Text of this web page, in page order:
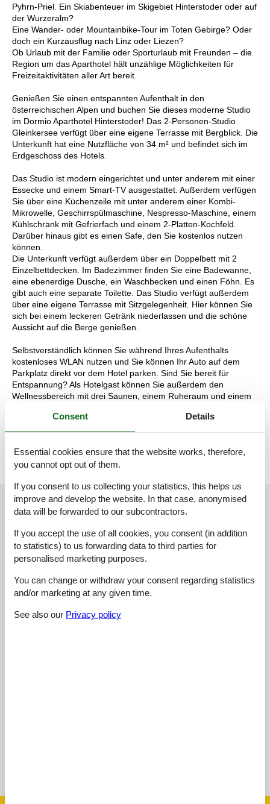
Pyhrn-Priel. Ein Skiabenteuer im Skigebiet Hinterstoder oder auf
der Wurzeralm?
Eine Wander- oder Mountainbike-Tour im Toten Gebirge? Oder
doch ein Kurzausflug nach Linz oder Liezen?
Ob Urlaub mit der Familie oder Sporturlaub mit Freunden – die
Region um das Aparthotel hält unzählige Möglichkeiten für
Freizeitaktivitäten aller Art bereit.
Genießen Sie einen entspannten Aufenthalt in den
österreichischen Alpen und buchen Sie dieses moderne Studio
im Dormio Aparthotel Hinterstoder! Das 2-Personen-Studio
Gleinkersee verfügt über eine eigene Terrasse mit Bergblick. Die
Unterkunft hat eine Nutzfläche von 34 m² und befindet sich im
Erdgeschoss des Hotels.
Das Studio ist modern eingerichtet und unter anderem mit einer
Essecke und einem Smart-TV ausgestattet. Außerdem verfügen
Sie über eine Küchenzeile mit unter anderem einer Kombi-
Mikrowelle, Geschirrspülmaschine, Nespresso-Maschine, einem
Kühlschrank mit Gefrierfach und einem 2-Platten-Kochfeld.
Darüber hinaus gibt es einen Safe, den Sie kostenlos nutzen
können.
Die Unterkunft verfügt außerdem über ein Doppelbett mit 2
Einzelbettdecken. Im Badezimmer finden Sie eine Badewanne,
eine ebenerdige Dusche, ein Waschbecken und einen Föhn. Es
gibt auch eine separate Toilette. Das Studio verfügt außerdem
über eine eigene Terrasse mit Sitzgelegenheit. Hier können Sie
sich bei einem leckeren Getränk niederlassen und die schöne
Aussicht auf die Berge genießen.
Selbstverständlich können Sie während Ihres Aufenthalts
kostenloses WLAN nutzen und Sie können Ihr Auto auf dem
Parkplatz direkt vor dem Hotel parken. Sind Sie bereit für
Entspannung? Als Hotelgast können Sie außerdem den
Wellnessbereich mit drei Saunen, einem Ruheraum und einem
Die Aufteilung der Unterkunft kann variieren. Die Grundrisse und
Bilder vermitteln einen guten Eindruck, dienen aber nur zur
External reviews Our guest reviews External reviews
4,4
Cleaning:
3,0
Location:
Overall:
Consent Details
Essential cookies ensure that the website works, therefore,
you cannot opt out of them.
If you consent to us collecting your statistics, this helps us
improve and develop the website. In that case, anonymised
data will be forwarded to our subcontractors.
If you accept the use of all cookies, you consent (in addition
to statistics) to us forwarding data to third parties for
personalised marketing purposes.
You can change or withdraw your consent regarding statistics
and/or marketing at any given time.
See also our Privacy policy